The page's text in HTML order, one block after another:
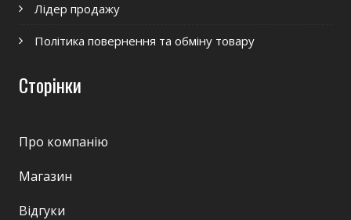
Лідер продажу
Політика повернення та обміну товару
Сторінки
Про компанію
Магазин
Відгуки